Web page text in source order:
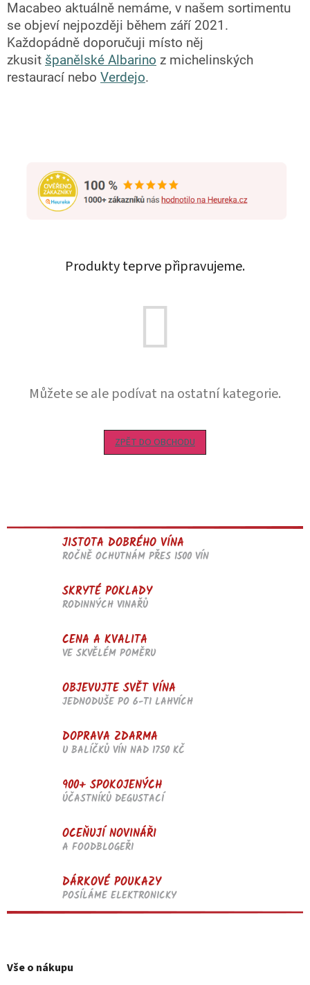
Macabeo aktuálně nemáme, v našem sortimentu
se objeví nejpozději během září 2021.
Každopádně doporučuji místo něj
zkusit španělské Albarino z michelinských
restaurací nebo Verdejo.
Produkty teprve připravujeme.
Můžete se ale podívat na ostatní kategorie.
ZPĚT DO OBCHODU
JISTOTA DOBRÉHO VÍNA
ROČNĚ OCHUTNÁM PŘES 1500 VÍN
SKRYTÉ POKLADY
RODINNÝCH VINAŘŮ
CENA A KVALITA
VE SKVĚLÉM POMĚRU
OBJEVUJTE SVĚT VÍNA
JEDNODUŠE PO 6-TI LAHVÍCH
DOPRAVA ZDARMA
U BALÍČKŮ VÍN NAD 1750 KČ
900+ SPOKOJENÝCH
ÚČASTNÍKŮ DEGUSTACÍ
OCEŇUJÍ NOVINÁŘI
A FOODBLOGEŘI
DÁRKOVÉ POUKAZY
POSÍLÁME ELEKTRONICKY
pVše o nákupu